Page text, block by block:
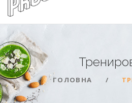
ГОЛОВНА